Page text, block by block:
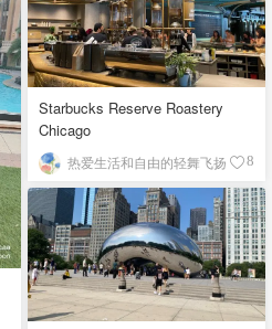
Starbucks Reserve Roastery
Chicago
热爱生活和自由的轻舞飞扬 8